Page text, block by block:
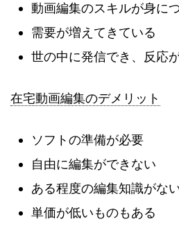
動画編集のスキルが身に
需要が増えてきている
世の中に発信でき、反応
在宅動画編集のデメリット
ソフトの準備が必要
自由に編集ができない
ある程度の編集知識がな
単価が低いものもある